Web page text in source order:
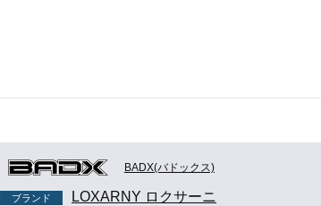
BADX(バドックス)
ブランド LOXARNY ロクサーニ